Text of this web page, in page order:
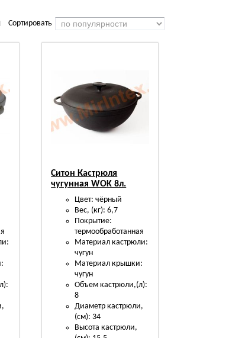
Сортировать
Ситон Кастрюля
чугунная WOK 8л.
Цвет: чёрный
Вес, (кг): 6,7
Покрытие:
термообработанная
Материал кастрюли:
чугун
Материал крышки:
чугун
Объем кастрюли,(л):
8
Диаметр кастрюли,
(см): 34
Высота кастрюли,